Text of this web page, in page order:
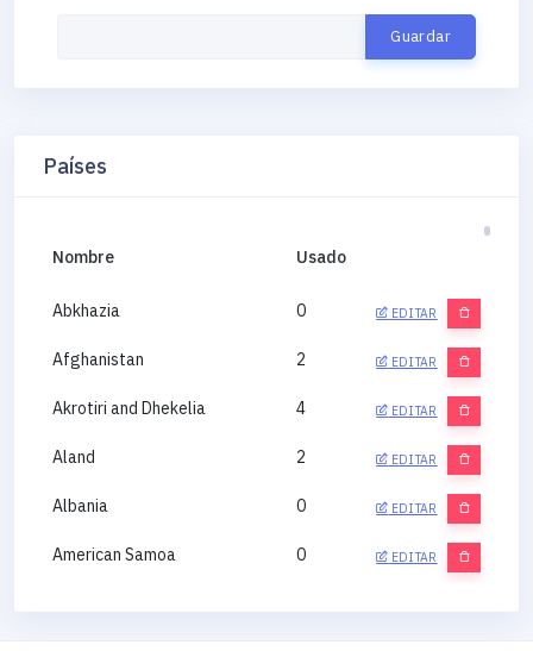
Países
Nombre Usado
Abkhazia 0 EDITAR
Afghanistan 2 EDITAR
Akrotiri and Dhekelia 4 EDITAR
Aland 2 EDITAR
Albania 0 EDITAR
American Samoa 0 EDITAR